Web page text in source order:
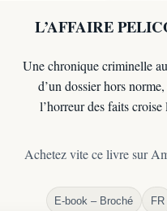
L’AFFAIRE
Une chronique criminelle
d’un dossier hors
l’horreur des faits croise
de responsabilité…
Achetez vite ce livre sur
E-book – Broché FR